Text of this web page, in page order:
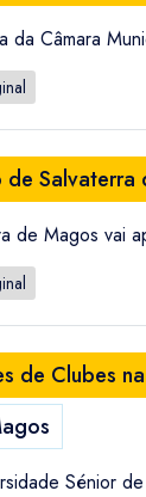
da Câmara
de
de Magos vai
de Clubes
Sénior